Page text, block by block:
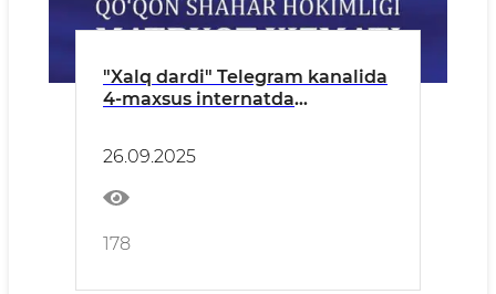
"Xalq dardi" Telegram kanalida
4-maxsus internatda
26.09.2025
178